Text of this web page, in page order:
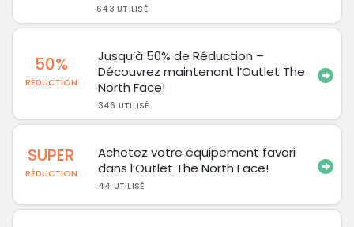
643 UTILISÉ
50%
RÉDUCTION
Jusqu’à 50% de Réduction –
Découvrez maintenant l’Outlet The
North Face!
346 UTILISÉ
SUPER
RÉDUCTION
Achetez votre équipement favori
dans l’Outlet The North Face!
44 UTILISÉ